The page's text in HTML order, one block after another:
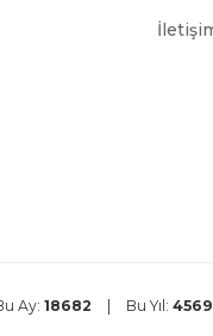
Ay: 18682 Bu Yıl: